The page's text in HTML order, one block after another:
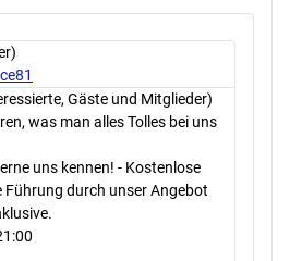
Gäste und Mitglieder)
was man alles Tolles bei uns
uns kennen! - Kostenlose
Führung durch unser Angebot